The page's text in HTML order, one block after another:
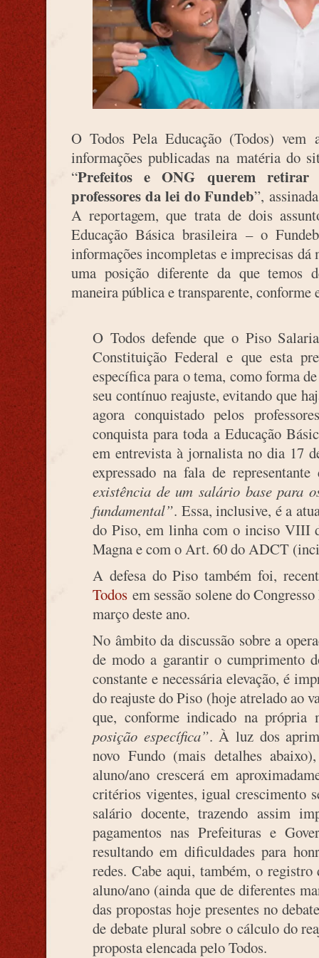
O Todos Pela Educação (Todos)
informações publicadas na matéria do
“Prefeitos e ONG querem
professores da lei do Fundeb”,
A reportagem, que trata de dois
Educação Básica brasileira – o
informações incompletas e imprecisas dá
uma posição diferente da que temos
maneira pública e transparente, conforme
O Todos defende que o Piso
Constituição Federal e que esta
específica para o tema, como forma
seu contínuo reajuste, evitando que
agora conquistado pelos
conquista para toda a Educação
em entrevista à jornalista no dia 17
expressado na fala de
existência de um salário base para
fundamental”. Essa, inclusive, é a
do Piso, em linha com o inciso VIII
Magna e com o Art. 60 do ADCT
A defesa do Piso também foi,
Todos em sessão solene do
março deste ano.
No âmbito da discussão sobre a
de modo a garantir o cumprimento
constante e necessária elevação, é
do reajuste do Piso (hoje atrelado ao
que, conforme indicado na
posição específica”. À luz dos
novo Fundo (mais detalhes
aluno/ano crescerá em
critérios vigentes, igual crescimento
salário docente, trazendo assim
pagamentos nas Prefeituras e
resultando em dificuldades para
redes. Cabe aqui, também, o
aluno/ano (ainda que de diferentes
das propostas hoje presentes no
de debate plural sobre o cálculo do
proposta elencada pelo Todos.